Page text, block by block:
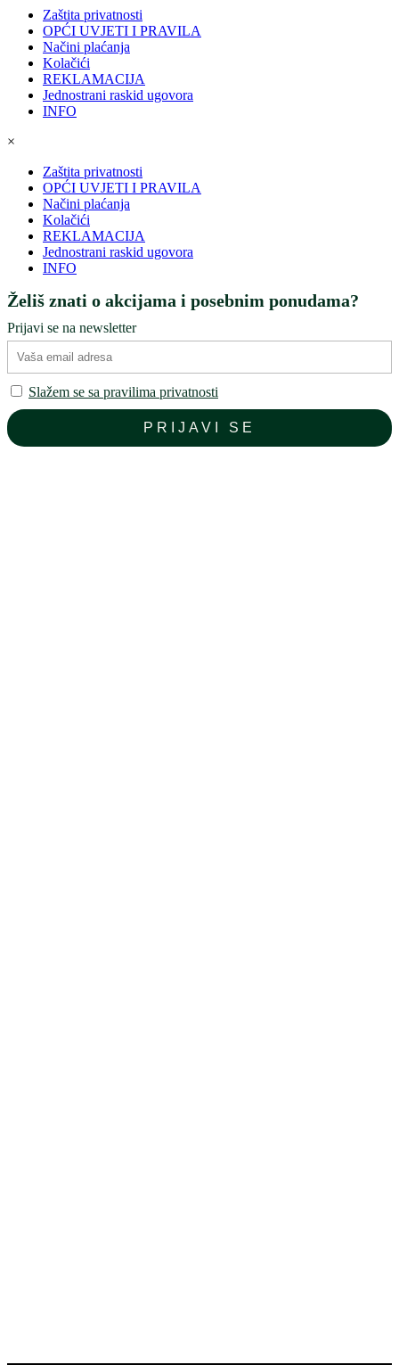
Zaštita privatnosti
OPĆI UVJETI I PRAVILA
Načini plaćanja
Kolačići
REKLAMACIJA
Jednostrani raskid ugovora
INFO
×
Zaštita privatnosti
OPĆI UVJETI I PRAVILA
Načini plaćanja
Kolačići
REKLAMACIJA
Jednostrani raskid ugovora
INFO
Želiš znati o akcijama i posebnim ponudama?
Prijavi se na newsletter
Slažem se sa pravilima privatnosti